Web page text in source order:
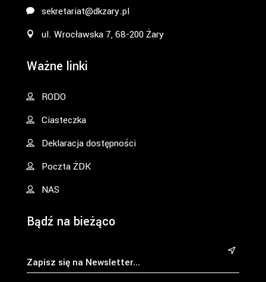
sekretariat@dkzary.pl
ul. Wrocławska 7, 68-200 Żary
Ważne linki
RODO
Ciasteczka
Deklaracja dostępności
Poczta ŻDK
NAS
Bądź na bieżąco
&